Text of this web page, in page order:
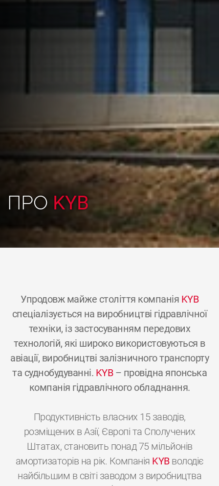
ПРО KYB
Упродовж майже століття компанія KYB
спеціалізується на виробництві гідравлічної
техніки, із застосуванням передових
технологій, які широко використовуються в
авіації, виробництві залізничного транспорту
та суднобудуванні. KYB– провідна японська
компанія гідравлічного обладнання.
Продуктивність власних 15 заводів,
розміщених в Азії, Європі та Сполучених
Штатах, становить понад 75 мільйонів
амортизаторів на рік. Компанія KYBволодіє
найбільшим в світі заводом з виробництва